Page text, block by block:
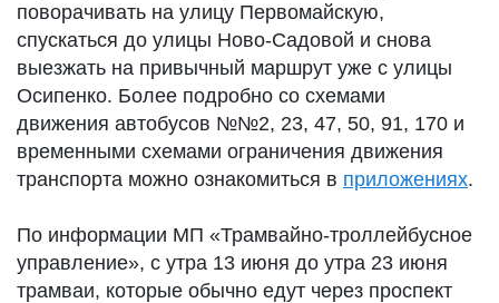
поворачивать на улицу Первомайскую,
спускаться до улицы Ново-Садовой и снова
выезжать на привычный маршрут уже с улицы
Осипенко. Более подробно со схемами
движения автобусов №№2, 23, 47, 50, 91, 170 и
временными схемами ограничения движения
транспорта можно ознакомиться в приложениях.
По информации МП «Трамвайно-троллейбусное
управление», с утра 13 июня до утра 23 июня
трамваи, которые обычно едут через проспект